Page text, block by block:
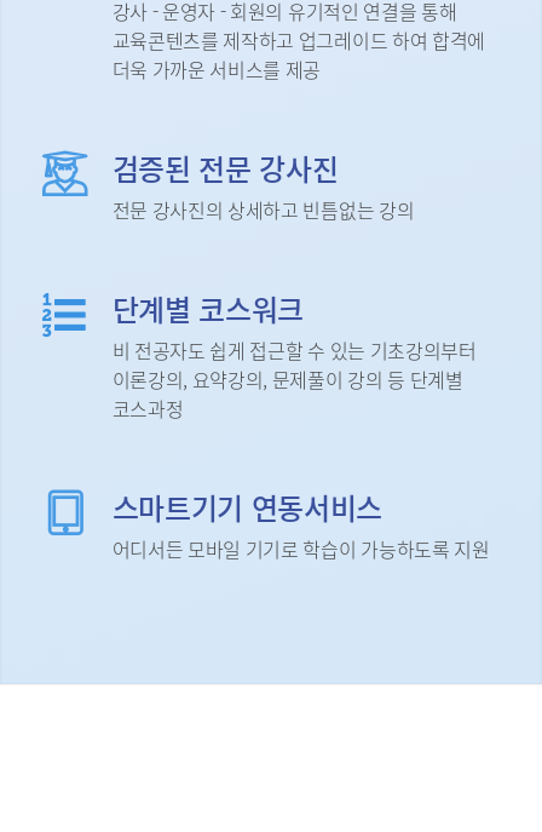
강사 - 운영자 - 회원의 유기적인 연결을 통해
교육콘텐츠를 제작하고 업그레이드 하여 합격에
더욱 가까운 서비스를 제공
검증된 전문 강사진
전문 강사진의 상세하고 빈틈없는 강의
단계별 코스워크
비 전공자도 쉽게 접근할 수 있는 기초강의부터
이론강의, 요약강의, 문제풀이 강의 등 단계별
코스과정
스마트기기 연동서비스
어디서든 모바일 기기로 학습이 가능하도록 지원